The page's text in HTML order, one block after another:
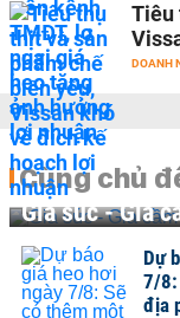
Tiêu
DOANH
Cùng chủ
Gia súc - Gia
Dự
7/8:
địa